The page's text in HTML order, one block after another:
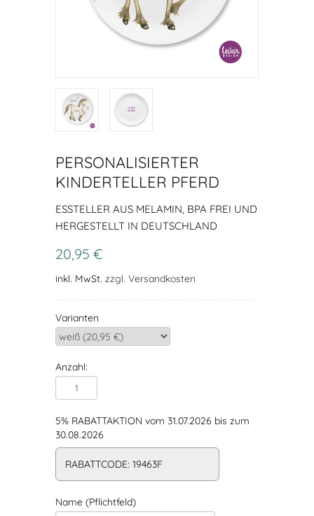
PERSONALISIERTER
KINDERTELLER PFERD
ESSTELLER AUS MELAMIN, BPA FREI UND H
ERGESTELLT IN DEUTSCHLAND
20,95 €
inkl. MwSt. zzgl. Versandkosten
Varianten
Anzahl:
5% RABATTAKTION vom 31.07.2026 bis zum
30.08.2026
RABATTCODE: 19463F
Name (Pflichtfeld)